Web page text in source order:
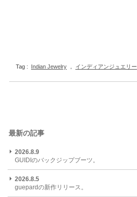
Tag : Indian Jewelry ， インディアンジュエリー
最新の記事
2026.8.9
GUIDIのバックジップブーツ。
2026.8.5
guepardの新作リリース。